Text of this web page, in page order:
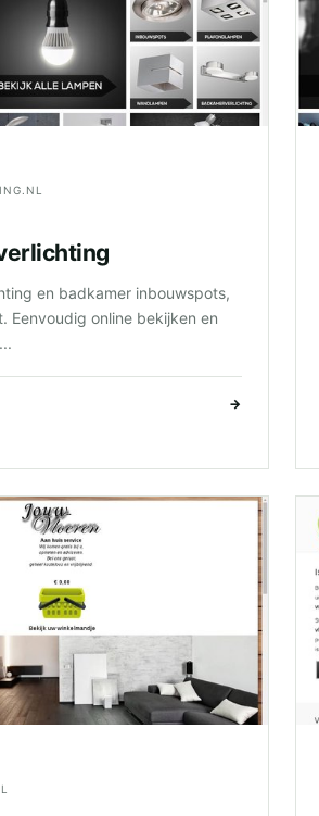
en badkamer inbouwspots,
Eenvoudig online bekijken en
→